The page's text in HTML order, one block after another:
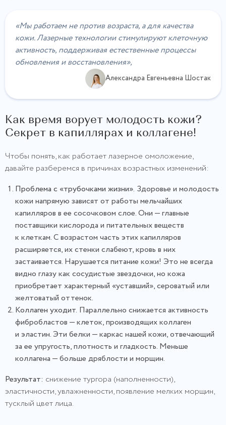
«Мы работаем не против возраста, а для качества
кожи. Лазерные технологии стимулируют клеточную
активность, поддерживая естественные процессы
обновления и восстановления»,
Александра Евгеньевна Шостак
Как время ворует молодость кожи?
Секрет в капиллярах и коллагене!
Чтобы понять, как работает лазерное омоложение,
давайте разберемся в причинах возрастных изменений:
Проблема с «трубочками жизни». Здоровье и молодость
кожи напрямую зависят от работы мельчайших
капилляров в ее сосочковом слое. Они — главные
поставщики кислорода и питательных веществ
к клеткам. С возрастом часть этих капилляров
расширяется, их стенки слабеют, кровь в них
застаивается. Нарушается питание кожи! Это не всегда
видно глазу как сосудистые звездочки, но кожа
приобретает характерный «уставший», сероватый или
желтоватый оттенок.
Коллаген уходит. Параллельно снижается активность
фибробластов — клеток, производящих коллаген
и эластин. Эти белки — каркас нашей кожи, отвечающий
за ее упругость, плотность и гладкость. Меньше
коллагена — больше дряблости и морщин.
Результат: снижение тургора (наполненности),
эластичности, увлажненности, появление мелких морщин,
тусклый цвет лица.